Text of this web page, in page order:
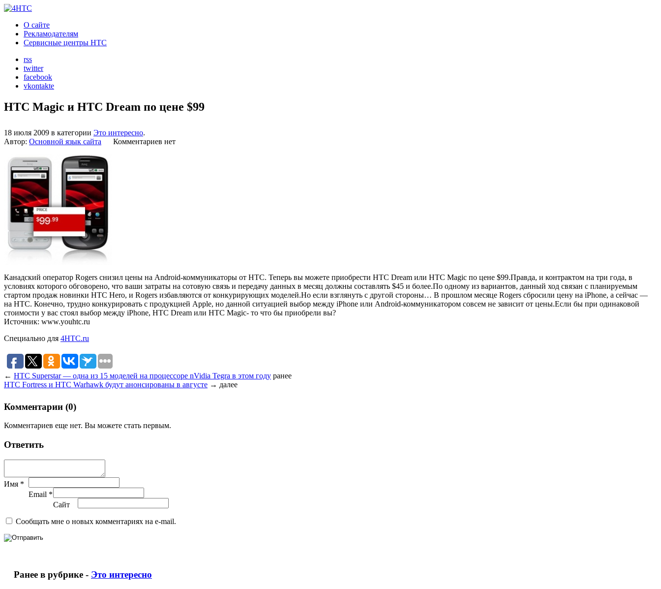
О сайте
Рекламодателям
Сервисные центры HTC
rss
twitter
facebook
vkontakte
HTC Magic и HTC Dream по цене $99
18 июля 2009 в категории Это интересно.
Автор: Основной язык сайта Комментариев нет
Канадский оператор Rogers снизил цены на Android-коммуникаторы от НТС. Теперь вы можете приобрести HTC Dream или HTC Magic по цене $99.Правда, и контрактом на три года, в
условиях которого обговорено, что ваши затраты на сотовую связь и передачу данных в месяц должны составлять $45 и более.По одному из вариантов, данный ход связан с планируемым
стартом продаж новинки HTC Hero, и Rogers избавляются от конкурирующих моделей.Но если взглянуть с другой стороны… В прошлом месяце Rogers сбросили цену на iPhone, а сейчас —
на HTC. Конечно, трудно конкурировать с продукцией Apple, но данной ситуацией выбор между iPhone или Android-коммуникатором совсем не зависит от цены.Если бы при одинаковой
стоимости у вас стоял выбор между iPhone, HTC Dream или HTC Magic- то что бы приобрели вы?
Источник: www.youhtc.ru
Специально для 4HTC.ru
← HTC Superstar — одна из 15 моделей на процессоре nVidia Tegra в этом году ранее
HTC Fortress и HTC Warhawk будут анонсированы в августе → далее
Комментарии (0)
Комментариев еще нет. Вы можете стать первым.
Ответить
Имя *
Email *
Сайт
Сообщать мне о новых комментариях на e-mail.
Ранее в рубрике - Это интересно